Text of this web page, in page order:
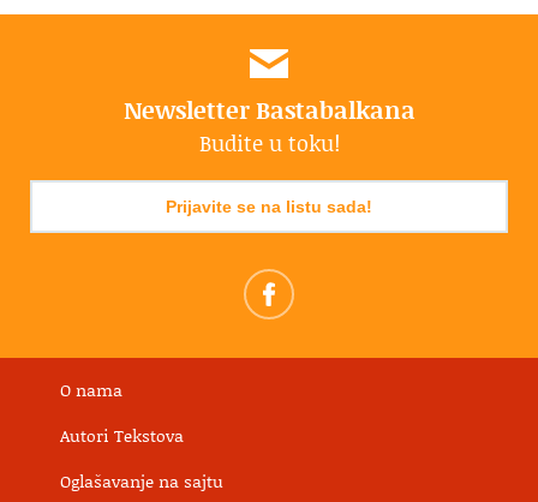
Newsletter Bastabalkana
Budite u toku!
Prijavite se na listu sada!
O nama
Autori Tekstova
Oglašavanje na sajtu